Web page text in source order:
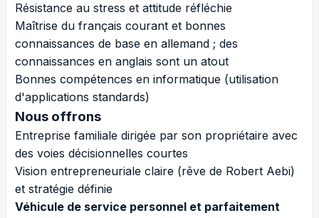
Résistance au stress et attitude réfléchie
Maîtrise du français courant et bonnes
connaissances de base en allemand ; des
connaissances en anglais sont un atout
Bonnes compétences en informatique (utilisation
d'applications standards)
Nous offrons
Entreprise familiale dirigée par son propriétaire avec
des voies décisionnelles courtes
Vision entrepreneuriale claire (rêve de Robert Aebi)
et stratégie définie
Véhicule de service personnel et parfaitement